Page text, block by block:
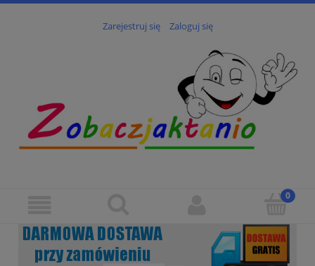
Zarejestruj się Zaloguj się